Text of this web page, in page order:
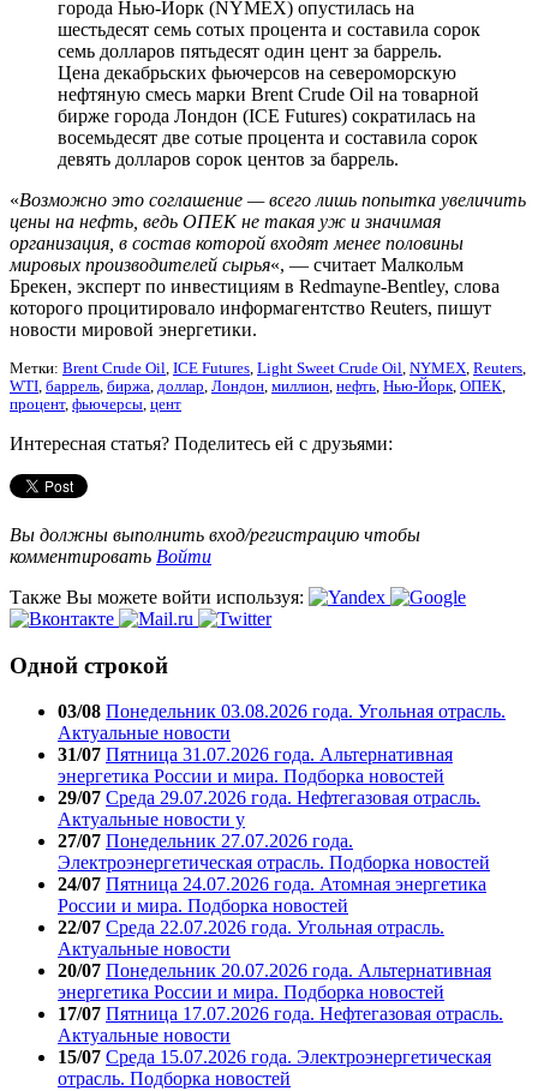
города Нью-Йорк (NYMEX) опустилась на
шестьдесят семь сотых процента и составила сорок
семь долларов пятьдесят один цент за баррель.
Цена декабрьских фьючерсов на североморскую
нефтяную смесь марки Brent Crude Oil на товарной
бирже города Лондон (ICE Futures) сократилась на
восемьдесят две сотые процента и составила сорок
девять долларов сорок центов за баррель.
«Возможно это соглашение — всего лишь попытка увеличить
цены на нефть, ведь ОПЕК не такая уж и значимая
организация, в состав которой входят менее половины
мировых производителей сырья«, — считает Малкольм
Брекен, эксперт по инвестициям в Redmayne-Bentley, слова
которого процитировало информагентство Reuters, пишут
новости мировой энергетики.
Метки: Brent Crude Oil, ICE Futures, Light Sweet Crude Oil, NYMEX, Reuters,
WTI, баррель, биржа, доллар, Лондон, миллион, нефть, Нью-Йорк, ОПЕК,
процент, фьючерсы, цент
Интересная статья? Поделитесь ей с друзьями:
Вы должны выполнить вход/регистрацию чтобы
комментировать Войти
Также Вы можете войти используя:
Одной строкой
03/08 Понедельник 03.08.2026 года. Угольная отрасль.
Актуальные новости
31/07 Пятница 31.07.2026 года. Альтернативная
энергетика России и мира. Подборка новостей
29/07 Среда 29.07.2026 года. Нефтегазовая отрасль.
Актуальные новости у
27/07 Понедельник 27.07.2026 года.
Электроэнергетическая отрасль. Подборка новостей
24/07 Пятница 24.07.2026 года. Атомная энергетика
России и мира. Подборка новостей
22/07 Среда 22.07.2026 года. Угольная отрасль.
Актуальные новости
20/07 Понедельник 20.07.2026 года. Альтернативная
энергетика России и мира. Подборка новостей
17/07 Пятница 17.07.2026 года. Нефтегазовая отрасль.
Актуальные новости
15/07 Среда 15.07.2026 года. Электроэнергетическая
отрасль. Подборка новостей